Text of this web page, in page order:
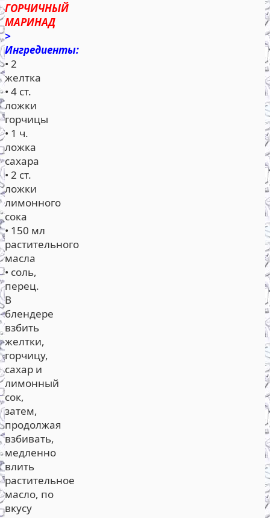
ГОРЧИЧНЫЙ
МАРИНАД
>
Ингредиенты:
• 2
желтка
• 4 ст.
ложки
горчицы
• 1 ч.
ложка
сахара
• 2 ст.
ложки
лимонного
сока
• 150 мл
растительного
масла
• соль,
перец.
В
блендере
взбить
желтки,
горчицу,
сахар и
лимонный
сок,
затем,
продолжая
взбивать,
медленно
влить
растительное
масло, по
вкусу